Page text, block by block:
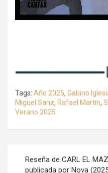
Tags: Año 2025, Gabino
Miguel Sanz, Rafael Martín,
Verano 2025
Reseña de CARL EL
publicada por Nova